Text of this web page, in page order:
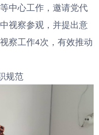
中心工作，邀请党代
视察参观，并提出意
察工作4次，有效推动
规范